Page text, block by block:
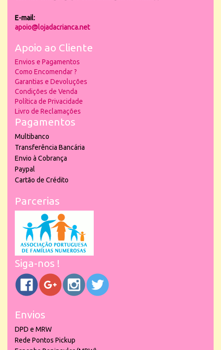
E-mail:
apoio@lojadacrianca.net
Apoio ao Cliente
Envios e Pagamentos
Como Encomendar ?
Garantias e Devoluções
Condições de Venda
Política de Privacidade
Livro de Reclamações
Pagamentos
Multibanco
Transferência Bancária
Envio à Cobrança
Paypal
Cartão de Crédito
Parcerias
Siga-nos !
Envios
DPD e MRW
Rede Pontos Pickup